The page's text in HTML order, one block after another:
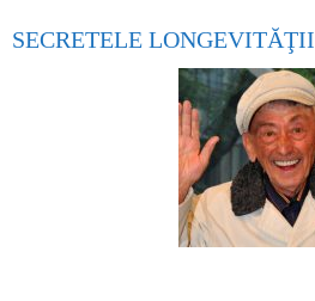
SECRETELE LONGEVITĂŢII